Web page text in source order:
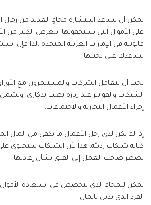
يمكن أن تساعد استشارة محامٍ العديد من رجال
على الأموال التي يستحقونها. يتعرض الكثير
قانونية في الإمارات العربية المتحدة ،لذا فإن
تساعدك على تجنبها.
يجب أن يتعامل الشركات والمستثمرون مع
الشيكات والفواتير عند زيارة نصب تذكاري.
إجراء الأعمال التجارية والاجتماعات.
إذا لم يكن لدى رجل الأعمال ما يكفي من المال
كتابة شيكات رديئة. هذا لأن الشيكات ستحتوي
يضطر صاحب العمل إلى القلق بشأن إعادتها.
يمكن للمحام الذي يتخصص في استعادة
الفرد الذي يدين بالمال.